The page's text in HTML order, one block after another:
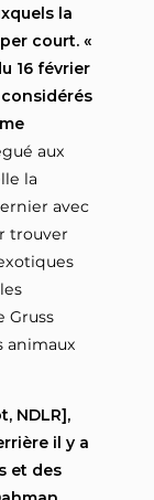
la
court. «
16 février
aux
la
avec
trouver
Gruss
animaux
NDLR],
il y a
et des